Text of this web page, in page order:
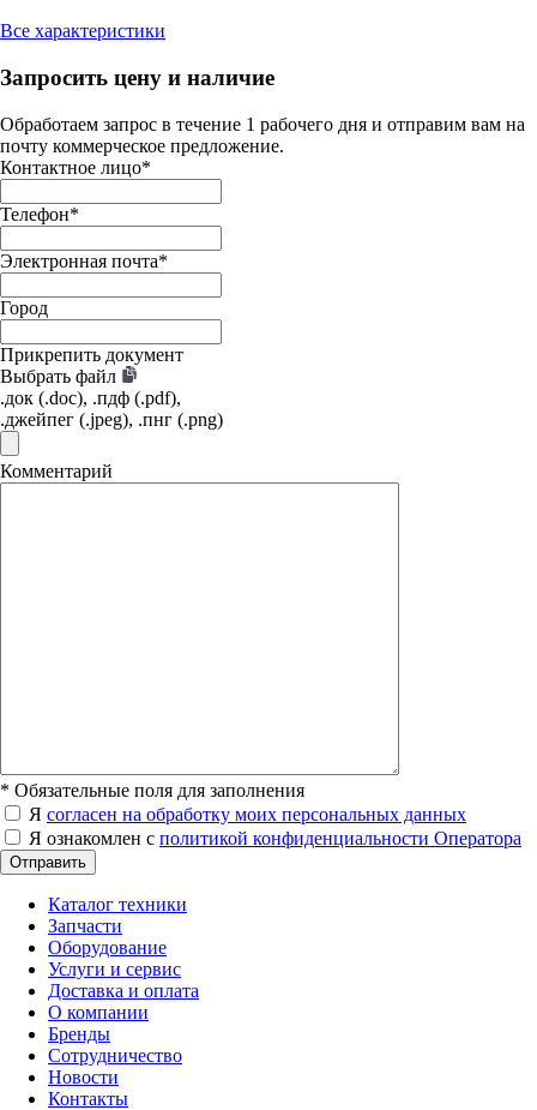
Все характеристики
Запросить цену и наличие
Обработаем запрос в течение 1 рабочего дня и отправим вам на
почту коммерческое предложение.
Контактное лицо*
Телефон*
Электронная почта*
Город
Прикрепить документ
Выбрать файл
.док (.doc), .пдф (.pdf),
.джейпег (.jpeg), .пнг (.png)
Комментарий
* Обязательные поля для заполнения
Я согласен на обработку моих персональных данных
Я ознакомлен с политикой конфиденциальности Оператора
Отправить
Каталог техники
Запчасти
Оборудование
Услуги и сервис
Доставка и оплата
О компании
Бренды
Сотрудничество
Новости
Контакты